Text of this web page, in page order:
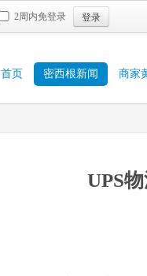
2周内免登录 登录
首页 密西根新闻 商家
UPS